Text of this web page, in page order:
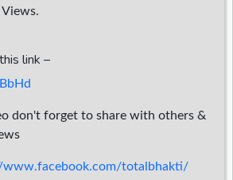
Views.
link –
don't forget to share with others &
www.facebook.com/totalbhakti/